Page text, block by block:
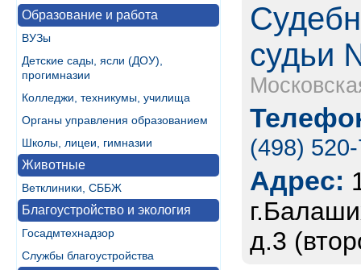
Образование и работа
ВУЗы
Детские сады, ясли (ДОУ),
прогимназии
Колледжи, техникумы, училища
Органы управления образованием
Школы, лицеи, гимназии
Животные
Ветклиники, СББЖ
Благоустройство и экология
Госадмтехнадзор
Службы благоустройства
судьи
(498)
Адрес:
д.3